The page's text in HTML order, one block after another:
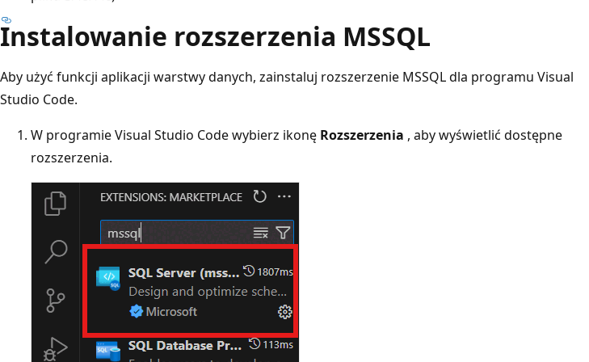
Instalowanie rozszerzenia MSSQL
Aby użyć funkcji aplikacji warstwy danych, zainstaluj rozszerzenie MSSQL dla programu Visual
Studio Code.
W programie Visual Studio Code wybierz ikonę Rozszerzenia , aby wyświetlić dostępne
rozszerzenia.